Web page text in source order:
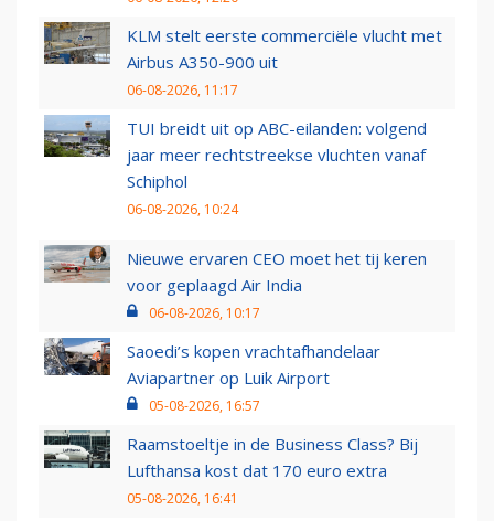
KLM stelt eerste commerciële vlucht met
Airbus A350-900 uit
06-08-2026, 11:17
TUI breidt uit op ABC-eilanden: volgend
jaar meer rechtstreekse vluchten vanaf
Schiphol
06-08-2026, 10:24
Nieuwe ervaren CEO moet het tij keren
voor geplaagd Air India
06-08-2026, 10:17
Saoedi’s kopen vrachtafhandelaar
Aviapartner op Luik Airport
05-08-2026, 16:57
Raamstoeltje in de Business Class? Bij
Lufthansa kost dat 170 euro extra
05-08-2026, 16:41